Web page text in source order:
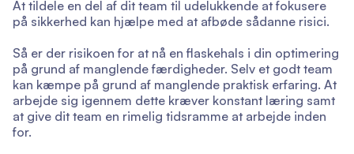
At tildele en del af dit team til udelukkende at fokusere
på sikkerhed kan hjælpe med at afbøde sådanne risici.
Så er der risikoen for at nå en flaskehals i din optimering
på grund af manglende færdigheder. Selv et godt team
kan kæmpe på grund af manglende praktisk erfaring. At
arbejde sig igennem dette kræver konstant læring samt
at give dit team en rimelig tidsramme at arbejde inden
for.